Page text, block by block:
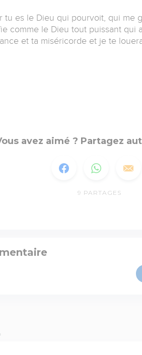
tu es le Dieu qui pourvoit, qui me
comme le Dieu tout puissant qui
et ta miséricorde et je te
avez aimé ? Partagez
9 PARTAGES